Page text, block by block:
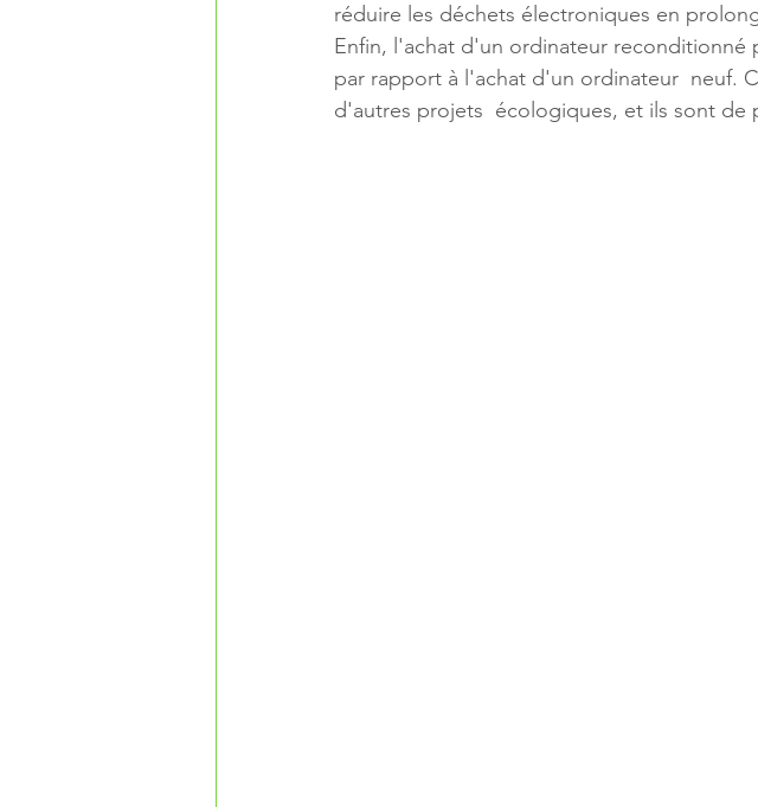
réduire les déchets électroniques en
Enfin, l'achat d'un ordinateur
par rapport à l'achat d'un ordinateur  neuf.
d'autres projets  écologiques, et ils sont de